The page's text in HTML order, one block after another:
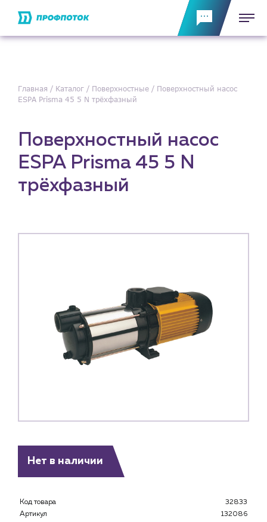
Главная Каталог Поверхностные
Поверхностный насос
ESPA Prisma 45 5 N трёхфазный
Поверхностный насос
ESPA Prisma 45 5 N
трёхфазный
Нет в наличии
Код товара
32833
Артикул
132086